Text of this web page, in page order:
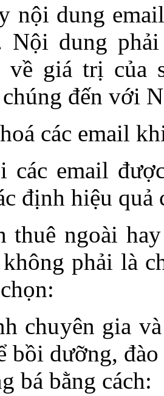
nội dung
Nội dung
về giá trị của
đến với
các email
các email
định hiệu quả
thuê ngoài
phải là
chuyên gia
bồi dưỡng,
bá bằng cách: